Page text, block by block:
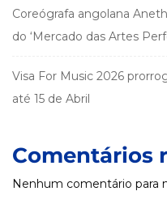
Coreógrafa angolana
do ‘Mercado das Artes
Visa For Music 2026
até 15 de Abril
Comentários
Nenhum comentário para